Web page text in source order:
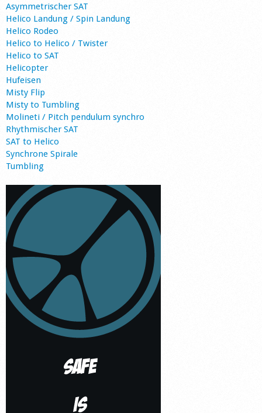
Asymmetrischer SAT
Helico Landung / Spin Landung
Helico Rodeo
Helico to Helico / Twister
Helico to SAT
Helicopter
Hufeisen
Misty Flip
Misty to Tumbling
Molineti / Pitch pendulum synchro
Rhythmischer SAT
SAT to Helico
Synchrone Spirale
Tumbling